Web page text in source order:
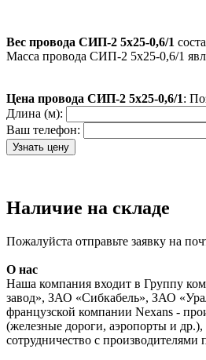
Вес провода СИП-2 5х25-0,6/1
Масса провода СИП-2 5х25-0,6/1
Цена провода СИП-2 5х25-0,6/1:
Длина (м):
Ваш телефон:
Наличие на складе
Пожалуйста отправьте заявку на
О нас
Наша компания входит в Группу
завод», ЗАО «Сибкабель», ЗАО
французской компании Nexans -
(железные дороги, аэропорты и
сотрудничество с